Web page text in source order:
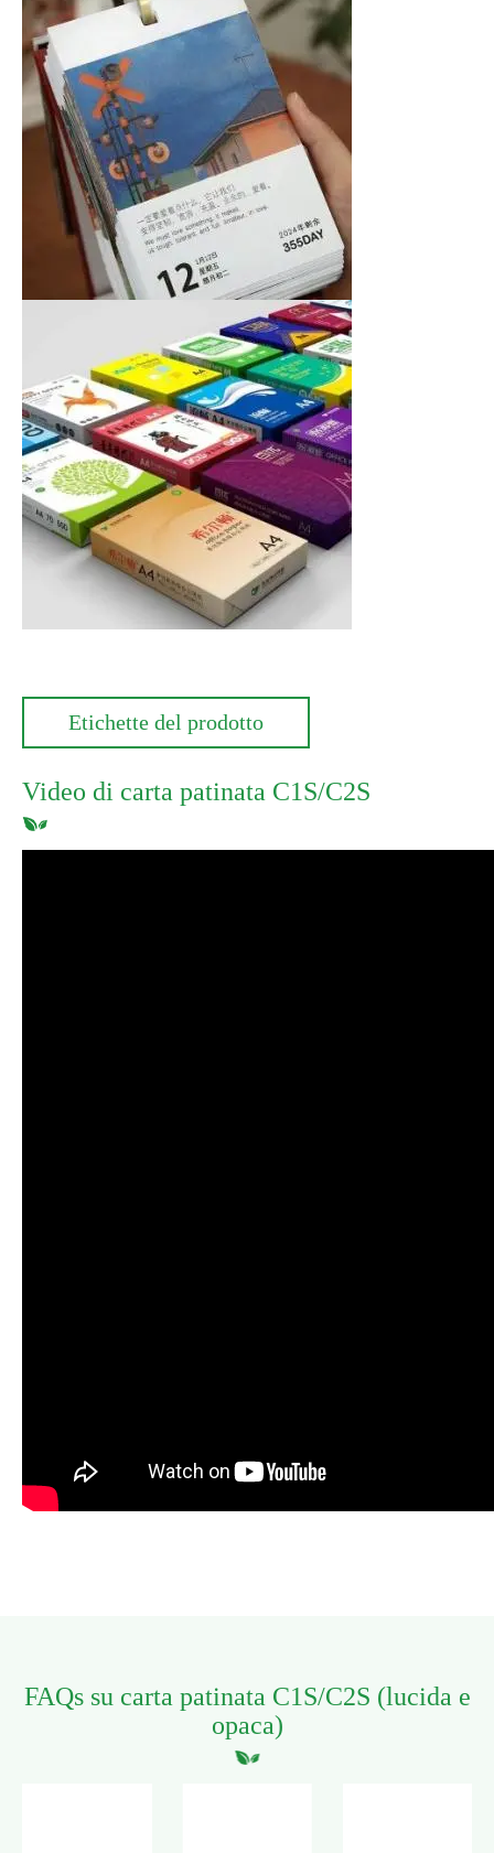
Etichette del prodotto
Video di carta patinata C1S/C2S
FAQs su carta patinata C1S/C2S (lucida e
opaca)